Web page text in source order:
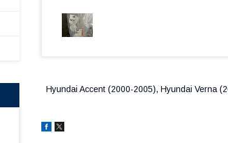
Hyundai Accent (2000-2005), Hyundai Verna